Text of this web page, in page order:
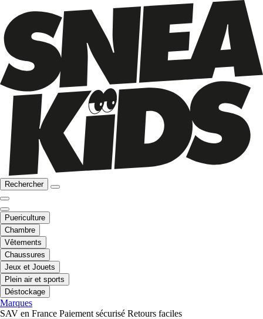
Rechercher
Puericulture
Chambre
Vêtements
Chaussures
Jeux et Jouets
Plein air et sports
Déstockage
Marques
SAV en France Paiement sécurisé Retours faciles